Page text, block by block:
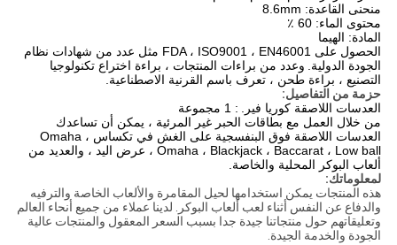
منحنى القاعدة: 8.6mm
محتوى الماء: 60 ٪
المادة: الهيما
الحصول على FDA ، ISO9001 ، EN46001 مثل عدد من شهادات نظام
الجودة الدولية. وعدد من براءات المنتجات ، براءة اختراع تكنولوجيا
التصنيع ، براءة طحن ، تعرف باسم القرنية الاصطناعية.
حزمة من التفاصيل:
العدسات اللاصقة كوريا فير. : 1 مجموعة
من خلال العمل مع بطاقات الحبر غير المرئية ، يمكن أن تساعدك
العدسات اللاصقة فوق البنفسجية على الغش في تكساس Omaha ،
Omaha ، Blackjack ، Baccarat ، Low ball ، عرض اليد ، والعديد من
ألعاب البوكر المحلية والخاصة.
لمعلوماتك:
هذه المنتجات يمكن استخدامها لحيل المقامرة والألعاب الخاصة والترفيه
والدفاع عن النفس أثناء لعب ألعاب البوكر. لدينا عملاء من جميع أنحاء العالم
وتعليقاتهم حول منتجاتنا جيدة جدا بسبب السعر المعقول والمنتجات عالية
الجودة والخدمة الجيدة.